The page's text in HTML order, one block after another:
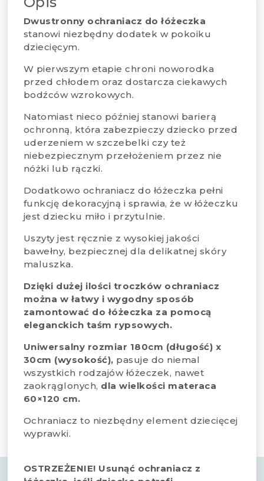
Dwustronny ochraniacz do łóżeczka
stanowi niezbędny dodatek w pokoiku
dziecięcym.
W pierwszym etapie chroni noworodka
przed chłodem oraz dostarcza ciekawych
bodźców wzrokowych.
Natomiast nieco później stanowi barierą
ochronną, która zabezpieczy dziecko przed
uderzeniem w szczebelki czy też
niebezpiecznym przełożeniem przez nie
nóżki lub rączki.
Dodatkowo ochraniacz do łóżeczka pełni
funkcję dekoracyjną i sprawia, że w łóżeczku
jest dziecku miło i przytulnie.
Uszyty jest ręcznie z wysokiej jakości
bawełny, bezpiecznej dla delikatnej skóry
maluszka.
Dzięki dużej ilości troczków ochraniacz
można w łatwy i wygodny sposób
zamontować do łóżeczka za pomocą
eleganckich taśm rypsowych.
Uniwersalny rozmiar 180cm (długość) x
30cm (wysokość), pasuje do niemal
wszystkich rodzajów łóżeczek, nawet
zaokrąglonych, dla wielkości materaca
60×120 cm.
Ochraniacz to niezbędny element dziecięcej
wyprawki.
OSTRZEŻENIE! Usunąć ochraniacz z